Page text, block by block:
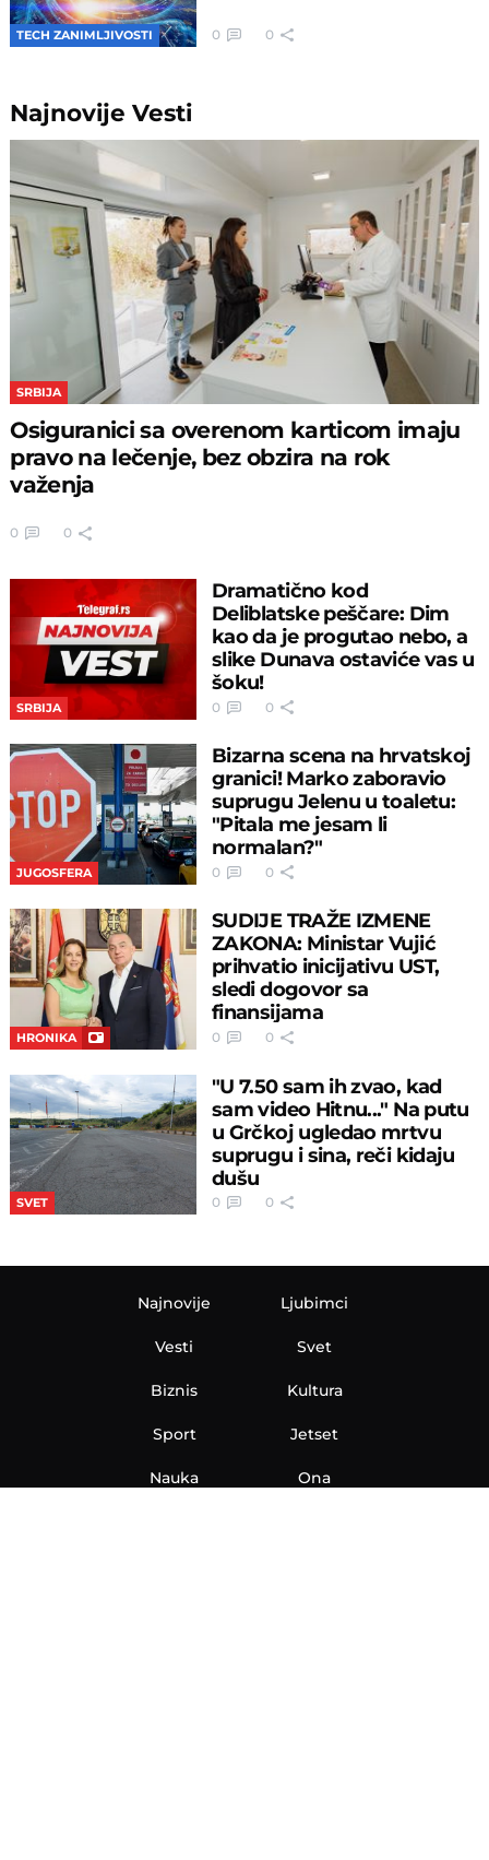
TECH ZANIMLJIVOSTI 0 0
NajnovijeVesti
SRBIJA
Osiguranici sa overenom karticom imaju
pravo na lečenje, bez obzira na rok
važenja
0 0
SRBIJA
Dramatično kod
Deliblatske peščare: Dim
kao da je progutao nebo, a
slike Dunava ostaviće vas u
šoku!
0 0
JUGOSFERA
Bizarna scena na hrvatskoj
granici! Marko zaboravio
suprugu Jelenu u toaletu:
"Pitala me jesam li
normalan?"
0 0
HRONIKA
SUDIJE TRAŽE IZMENE
ZAKONA: Ministar Vujić
prihvatio inicijativu UST,
sledi dogovor sa
finansijama
0 0
SVET
"U 7.50 sam ih zvao, kad
sam video Hitnu..." Na putu
u Grčkoj ugledao mrtvu
suprugu i sina, reči kidaju
dušu
0 0
Najnovije
Vesti
Biznis
Sport
Nauka
Ljubimci
Svet
Kultura
Jetset
Ona